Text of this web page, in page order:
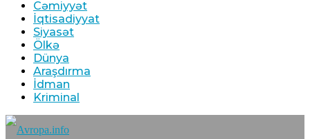
Cəmiyyət
İqtisadiyyat
Siyasət
Ölkə
Dünya
Araşdırma
İdman
Kriminal